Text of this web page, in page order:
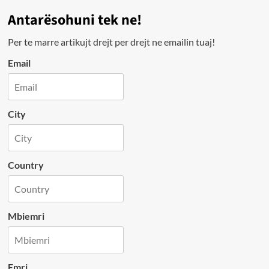
Antarësohuni tek ne!
Per te marre artikujt drejt per drejt ne emailin tuaj!
Email
City
Country
Mbiemri
Emri